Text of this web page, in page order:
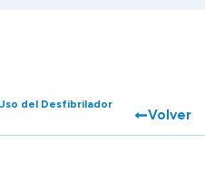
del Desfibrilador
Volver